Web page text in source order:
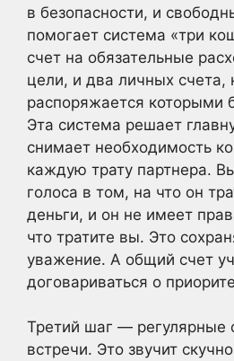
в безопасности, и
помогает система «три
счет на обязательные
цели, и два личных
распоряжается которыми
Эта система решает
снимает необходимость
каждую трату партнера.
голоса в том, на что он
деньги, и он не имеет
что тратите вы. Это
уважение. А общий счет
договариваться о
Третий шаг — регулярные
встречи. Это звучит